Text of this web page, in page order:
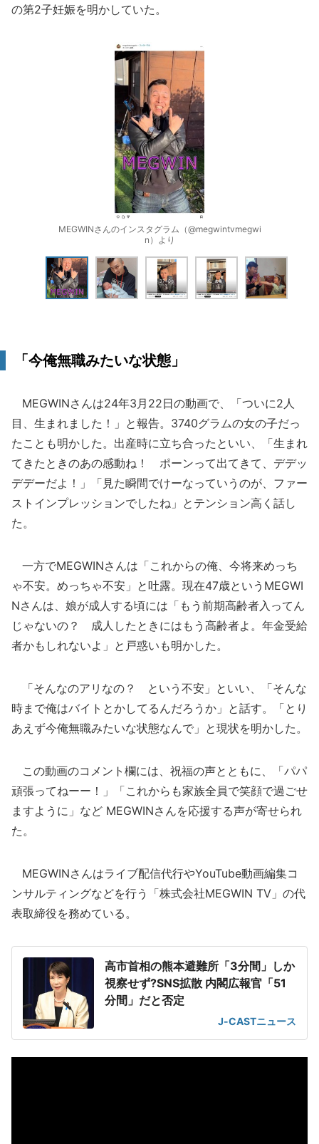
の第2子妊娠を明かしていた。
MEGWINさんのインスタグラム（@megwintvmegwi
n）より
「今俺無職みたいな状態」
MEGWINさんは24年3月22日の動画で、「ついに2人
目、生まれました！」と報告。3740グラムの女の子だっ
たことも明かした。出産時に立ち合ったといい、「生まれ
てきたときのあの感動ね！ ポーンって出てきて、デデッ
デデーだよ！」「見た瞬間でけーなっていうのが、ファー
ストインプレッションでしたね」とテンション高く話し
た。
一方でMEGWINさんは「これからの俺、今将来めっち
ゃ不安。めっちゃ不安」と吐露。現在47歳というMEGWI
Nさんは、娘が成人する頃には「もう前期高齢者入ってん
じゃないの？ 成人したときにはもう高齢者よ。年金受給
者かもしれないよ」と戸惑いも明かした。
「そんなのアリなの？ という不安」といい、「そんな
時まで俺はバイトとかしてるんだろうか」と話す。「とり
あえず今俺無職みたいな状態なんで」と現状を明かした。
この動画のコメント欄には、祝福の声とともに、「パパ
頑張ってねーー！」「これからも家族全員で笑顔で過ごせ
ますように」など MEGWINさんを応援する声が寄せられ
た。
MEGWINさんはライブ配信代行やYouTube動画編集コ
ンサルティングなどを行う「株式会社MEGWIN TV」の代
表取締役を務めている。
高市首相の熊本避難所「3分間」しか
視察せず?SNS拡散 内閣広報官「51
分間」だと否定
J-CASTニュース